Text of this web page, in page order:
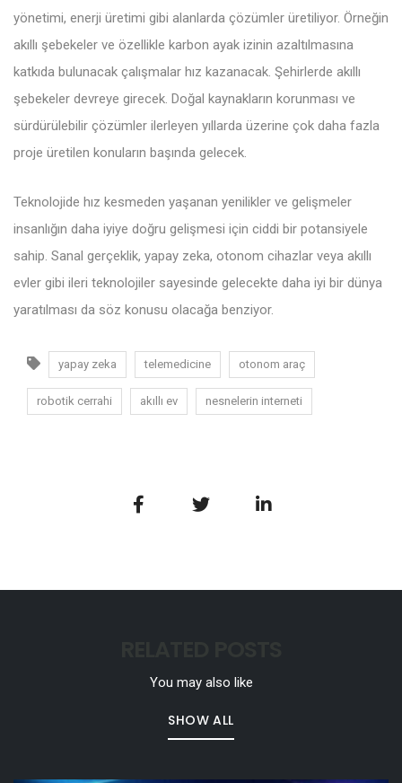
yönetimi, enerji üretimi gibi alanlarda çözümler üretiliyor. Örneğin
akıllı şebekeler ve özellikle karbon ayak izinin azaltılmasına
katkıda bulunacak çalışmalar hız kazanacak. Şehirlerde akıllı
şebekeler devreye girecek. Doğal kaynakların korunması ve
sürdürülebilir çözümler ilerleyen yıllarda üzerine çok daha fazla
proje üretilen konuların başında gelecek.
Teknolojide hız kesmeden yaşanan yenilikler ve gelişmeler
insanlığın daha iyiye doğru gelişmesi için ciddi bir potansiyele
sahip. Sanal gerçeklik, yapay zeka, otonom cihazlar veya akıllı
evler gibi ileri teknolojiler sayesinde gelecekte daha iyi bir dünya
yaratılması da söz konusu olacağa benziyor.
yapay zeka telemedicine otonom araç
robotik cerrahi akıllı ev nesnelerin interneti
You may also like
SHOW ALL